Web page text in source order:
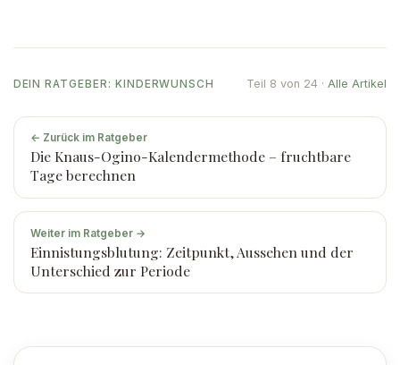
DEIN RATGEBER: KINDERWUNSCH Teil 8 von 24 ·Alle Artikel
← Zurück im Ratgeber
Die Knaus-Ogino-Kalendermethode – fruchtbare
Tage berechnen
Weiter im Ratgeber →
Einnistungsblutung: Zeitpunkt, Aussehen und der
Unterschied zur Periode